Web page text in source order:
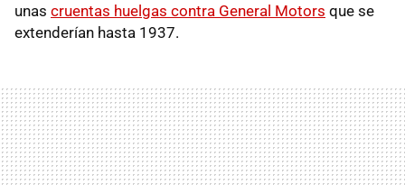
unas cruentas huelgas contra General Motors que se
extenderían hasta 1937.